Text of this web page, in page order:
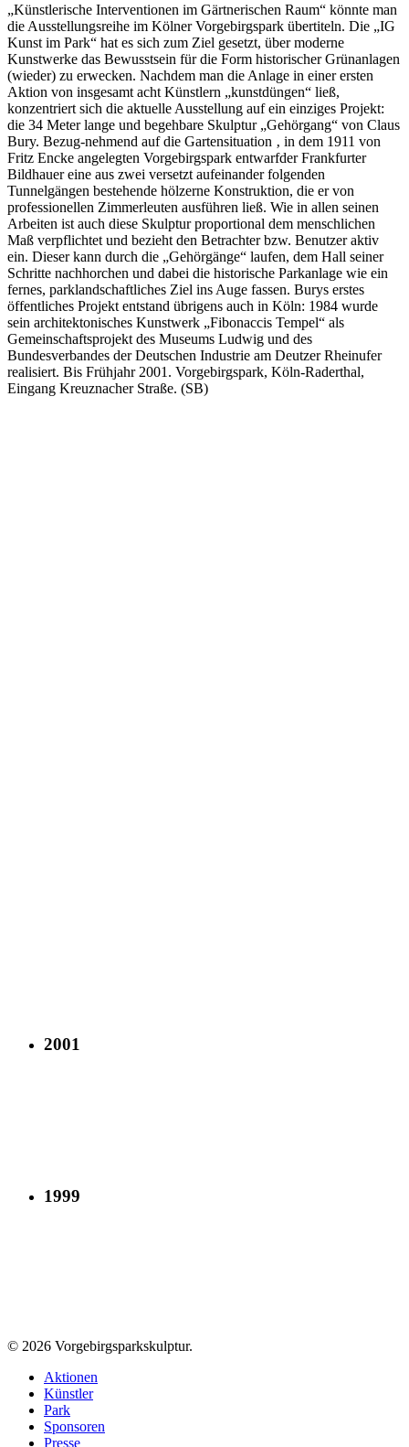
„Künstlerische Interventionen im Gärtnerischen Raum“ könnte man
die Ausstellungsreihe im Kölner Vorgebirgspark übertiteln. Die „IG
Kunst im Park“ hat es sich zum Ziel gesetzt, über moderne
Kunstwerke das Bewusstsein für die Form historischer Grünanlagen
(wieder) zu erwecken. Nachdem man die Anlage in einer ersten
Aktion von insgesamt acht Künstlern „kunstdüngen“ ließ,
konzentriert sich die aktuelle Ausstellung auf ein einziges Projekt:
die 34 Meter lange und begehbare Skulptur „Gehörgang“ von Claus
Bury. Bezug-nehmend auf die Gartensituation ‚ in dem 1911 von
Fritz Encke angelegten Vorgebirgspark entwarfder Frankfurter
Bildhauer eine aus zwei versetzt aufeinander folgenden
Tunnelgängen bestehende hölzerne Konstruktion, die er von
professionellen Zimmerleuten ausführen ließ. Wie in allen seinen
Arbeiten ist auch diese Skulptur proportional dem menschlichen
Maß verpflichtet und bezieht den Betrachter bzw. Benutzer aktiv
ein. Dieser kann durch die „Gehörgänge“ laufen, dem Hall seiner
Schritte nachhorchen und dabei die historische Parkanlage wie ein
fernes, parklandschaftliches Ziel ins Auge fassen. Burys erstes
öffentliches Projekt entstand übrigens auch in Köln: 1984 wurde
sein architektonisches Kunstwerk „Fibonaccis Tempel“ als
Gemeinschaftsprojekt des Museums Ludwig und des
Bundesverbandes der Deutschen Industrie am Deutzer Rheinufer
realisiert. Bis Frühjahr 2001. Vorgebirgspark, Köln-Raderthal,
Eingang Kreuznacher Straße. (SB)
2001
1999
© 2026 Vorgebirgsparkskulptur.
Close
Menu
Aktionen
Künstler
Park
Sponsoren
Presse